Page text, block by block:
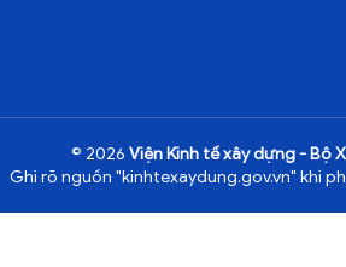
© 2026 Viện Kinh tế xây dựng - Bộ
Ghi rõ nguồn "kinhtexaydung.gov.vn" khi